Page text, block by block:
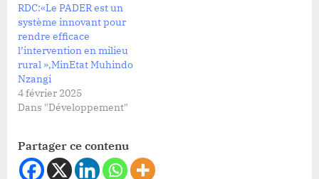
RDC:«Le PADER est un
système innovant pour
rendre efficace
l’intervention en milieu
rural »,MinEtat Muhindo
Nzangi
4 février 2025
Dans "Développement"
Partager ce contenu